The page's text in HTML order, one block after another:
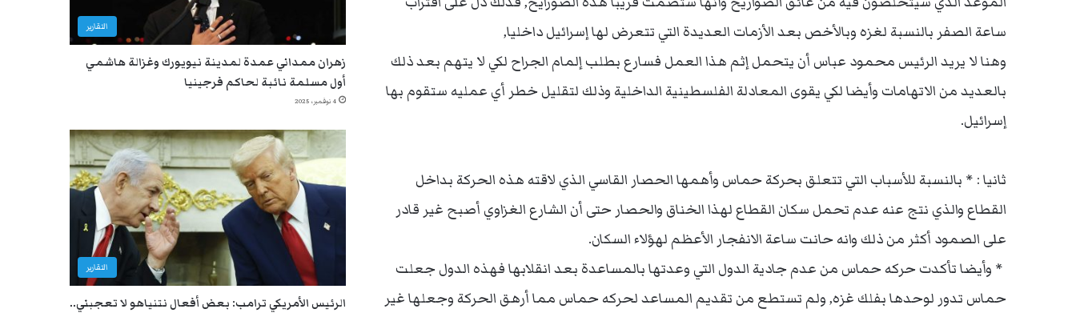
ساعة الصفر بالنسبة لغزه وبالأخص بعد الأزمات العديدة التي تتعرض لها إسرائيل داخليا,
وهنا لا يريد الرئيس محمود عباس أن يتحمل إثم هذا العمل فسارع بطلب إلمام الجراح لكي لا يتهم بعد ذلك
بالعديد من الاتهامات وأيضا لكي يقوى المعادلة الفلسطينية الداخلية وذلك لتقليل خطر أي عمليه ستقوم بها
إسرائيل.
ثانيا : * بالنسبة للأسباب التي تتعلق بحركة حماس وأهمها الحصار القاسي الذي لاقته هذه الحركة بداخل
القطاع والذي نتج عنه عدم تحمل سكان القطاع لهذا الخناق والحصار حتى أن الشارع الغزاوي أصبح غير قادر
على الصمود أكثر من ذلك وانه حانت ساعة الانفجار الأعظم لهؤلاء السكان.
* وأيضا تأكدت حركه حماس من عدم جادية الدول التي وعدتها بالمساعدة بعد انقلابها فهذه الدول جعلت
حماس تدور لوحدها بفلك غزه, ولم تستطع من تقديم المساعد لحركه حماس مما أرهق الحركة وجعلها غير
التقارير
زهران ممداني عمدة لمدينة نيويورك وغزالة هاشمي
أول مسلمة نائبة لحاكم فرجينيا
4 نوفمبر، 2025
التقارير
الرئيس الأمريكي ترامب: بعض أفعال نتنياهو لا تعجبني..